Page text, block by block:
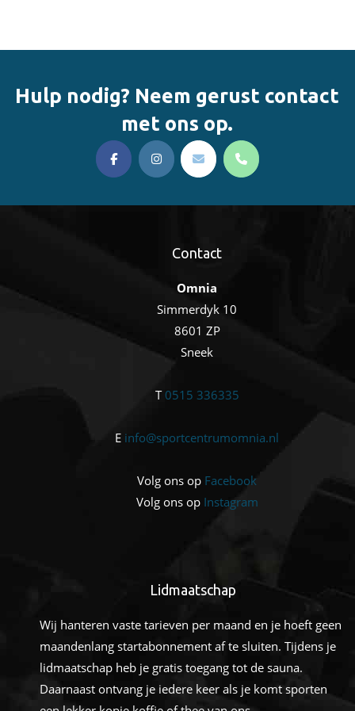
Hulp nodig? Neem gerust contact
met ons op.
Contact
Omnia
Simmerdyk 10
8601 ZP
Sneek
T0515 336335
E info@sportcentrumomnia.nl
Volg ons op Facebook
Volg ons op Instagram
Lidmaatschap
Wij hanteren vaste tarieven per maand en je hoeft geen
maandenlang startabonnement af te sluiten. Tijdens je
lidmaatschap heb je gratis toegang tot de sauna.
Daarnaast ontvang je iedere keer als je komt sporten